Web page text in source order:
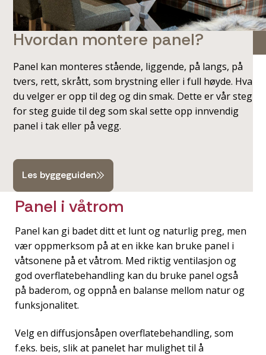
Hvordan montere panel?
Panel kan monteres stående, liggende, på langs, på
tvers, rett, skrått, som brystning eller i full høyde. Hva
du velger er opp til deg og din smak. Dette er vår steg
for steg guide til deg som skal sette opp innvendig
panel i tak eller på vegg.
Les byggeguiden
Panel i våtrom
Panel kan gi badet ditt et lunt og naturlig preg, men
vær oppmerksom på at en ikke kan bruke panel i
våtsonene på et våtrom. Med riktig ventilasjon og
god overflatebehandling kan du bruke panel også
på baderom, og oppnå en balanse mellom natur og
funksjonalitet.
Velg en diffusjonsåpen overflatebehandling, som
f.eks. beis, slik at panelet har mulighet til å